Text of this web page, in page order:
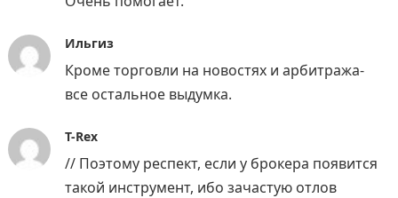
Ильгиз
Кроме торговли на новостях и арбитража-
все остальное выдумка.
T-Rex
// Поэтому респект, если у брокера появится
такой инструмент, ибо зачастую отлов